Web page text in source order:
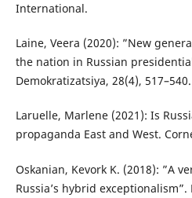
International.
Laine, Veera (2020): ”New
the nation in Russian
Demokratizatsiya, 28(4), 517–540.
Laruelle, Marlene (2021): Is
propaganda East and West.
Oskanian, Kevork K. (2018): ”A
Russia’s hybrid